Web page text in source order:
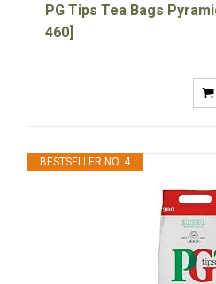
PG Tips Tea Bags
460]
BESTSELLER NO. 4